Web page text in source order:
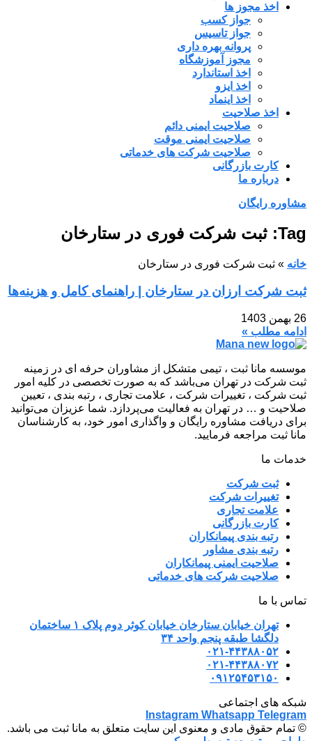
اخذ مجوز ها
جواز کسب
جواز تاسیس
پروانه بهره داری
مجوز آموزشگاه
اخذ استاندارد
اخذ ایزو
اخذ اینماد
اخذ صلاحیت
صلاحیت ایمنی دائم
صلاحیت ایمنی موقت
صلاحیت شرکت های خدماتی
کارت بازرگانی
درباره ما
مشاوره رایگان
Tag: ثبت شرکت فوری در ستارخان
خانه » ثبت شرکت فوری در ستارخان
ثبت شرکت ارزان در ستارخان | راهنمای کامل و هزینه‌ها
26 بهمن 1403
ادامه مطلب »
موسسه مانا ثبت ، تیمی متشکل از مشاوران حرفه ای در زمینه
ثبت شرکت در تهران می‌باشد که به صورت تخصصی در کلیه امور
ثبت شرکت ، تغییرات شرکت ، علامت تجاری ، رتبه بندی ، تعیین
صلاحیت و … در تهران به فعالیت می‌پردازد. شما عزیزان می‌توانید
برای دریافت مشاوره رایگان و واگذاری امور خود، به کارشناسان
مانا ثبت مراجعه فرمایید.
خدمات ما
ثبت شرکت
تغییرات شرکت
علامت تجاری
کارت بازرگانی
رتبه بندی پیمانکاران
رتبه بندی مشاور
صلاحیت ایمنی پیمانکاران
صلاحیت شرکت های خدماتی
تماس با ما
تهران خیابان ستارخان خیابان کوثر دوم پلاک ۱ ساختمان
دلگشا طبقه پنجم واحد ۳۴
۰۲۱-۴۴۳۸۸۰۵۲
۰۲۱-۴۴۳۸۸۰۷۲
۰۹۱۲۵۴۵۳۱۵۰
شبکه های اجتماعی
Instagram Whatsapp Telegram
© تمام حقوق مادی و معنوی این سایت متعلق به مانا ثبت می باشد.